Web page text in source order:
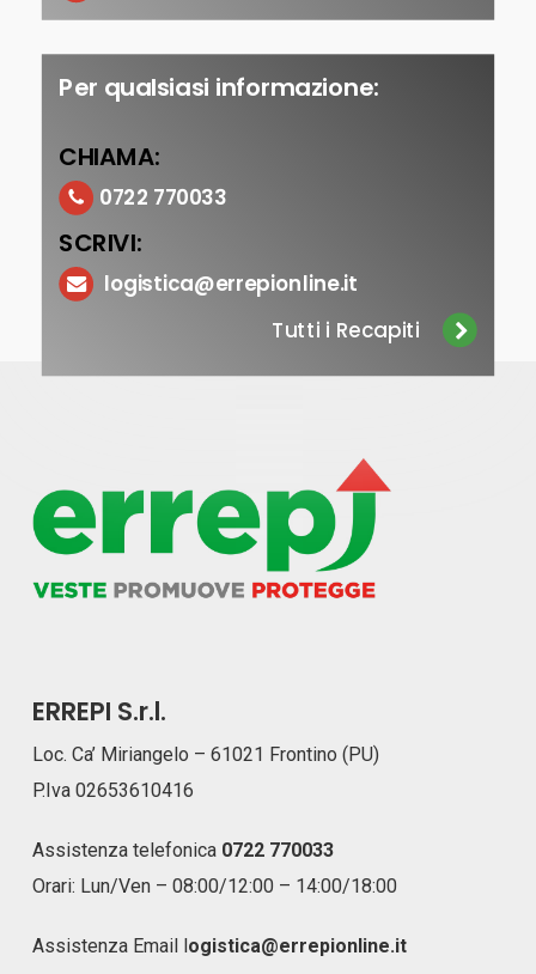
Per qualsiasi informazione:
CHIAMA:
0722 770033
SCRIVI:
logistica@errepionline.it
Tutti i Recapiti
ERREPI S.r.l.
Loc. Ca’ Miriangelo – 61021 Frontino (PU)
P.Iva 02653610416
Assistenza telefonica 0722 770033
Orari: Lun/Ven – 08:00/12:00 – 14:00/18:00
Assistenza Email ogistica@errepionline.it